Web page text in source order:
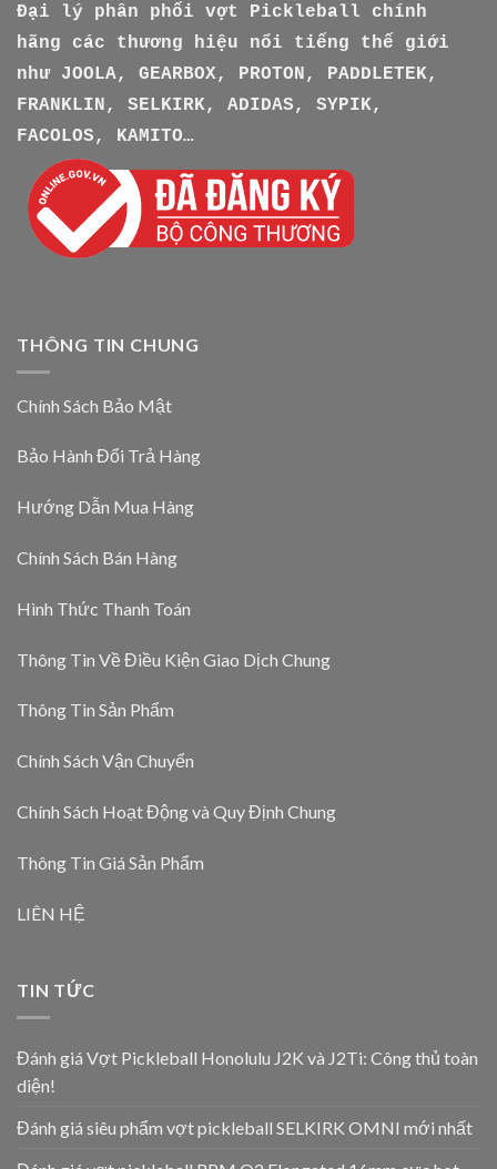
Đại lý phân phối vợt Pickleball chính
hãng các thương hiệu nổi tiếng thế giới
như
JOOLA, GEARBOX, PROTON, PADDLETEK,
FRANKLIN, SELKIRK, ADIDAS, SYPIK,
FACOLOS, KAMITO…
THÔNG TIN CHUNG
Chính Sách Bảo Mật
Bảo Hành Đổi Trả Hàng
Hướng Dẫn Mua Hàng
Chính Sách Bán Hàng
Hình Thức Thanh Toán
Thông Tin Về Điều Kiện Giao Dịch Chung
Thông Tin Sản Phẩm
Chính Sách Vận Chuyển
Chính Sách Hoạt Động và Quy Định Chung
Thông Tin Giá Sản Phẩm
LIÊN HỆ
TIN TỨC
Đánh giá Vợt Pickleball Honolulu J2K và J2Ti: Công thủ toàn
diện!
Đánh giá siêu phẩm vợt pickleball SELKIRK OMNI mới nhất